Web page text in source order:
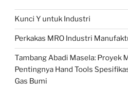
Kunci Y untuk Industri
Perkakas MRO Industri
Tambang Abadi Masela: Proyek
Pentingnya Hand Tools
Gas Bumi